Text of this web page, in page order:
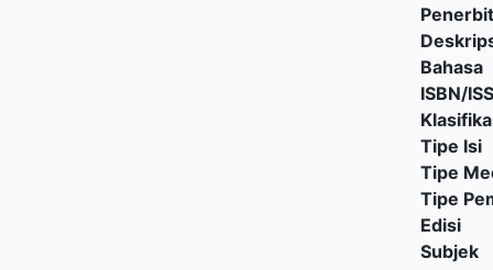
Penerbit
Bahasa
ISBN/
Tipe Isi
Tipe
Tipe
Edisi
Subjek